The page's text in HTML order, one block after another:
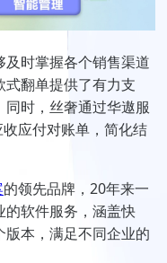
时掌握各个销售渠道
翻单提供了有力支
时，丝奢通过华遨服
应付对账单，简化结
的领先品牌，20年来一
的软件服务，涵盖快
本，满足不同企业的